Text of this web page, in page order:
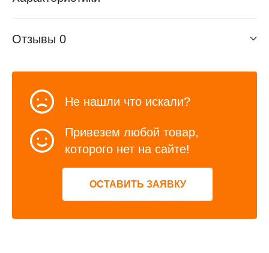
Отзывы 0
Не нашли что искали?
Привезем любой товар,
которого нет на сайте!
ОСТАВИТЬ ЗАЯВКУ